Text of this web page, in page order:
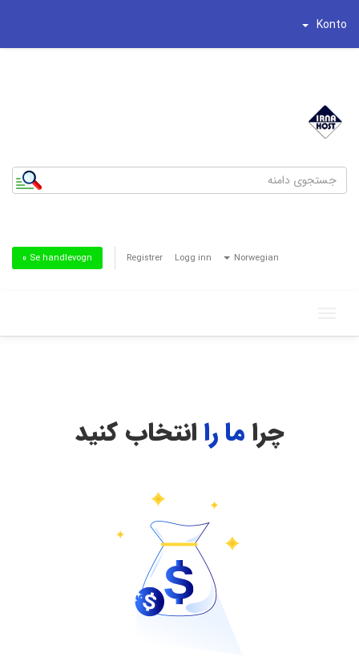
Konto
Norwegian
Logg inn
Registrer
Se handlevogn »
navigation
چرا ما را انتخاب کنید